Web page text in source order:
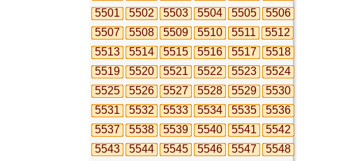
5501
5502 5503 5504 5505
5506
5507
5508 5509 5510 5511
5512
5513
5514 5515 5516 5517
5518
5519
5520 5521 5522 5523
5524
5525
5526 5527 5528 5529
5530
5531
5532 5533 5534 5535
5536
5537
5538 5539 5540 5541
5542
5543
5544 5545 5546 5547 5548